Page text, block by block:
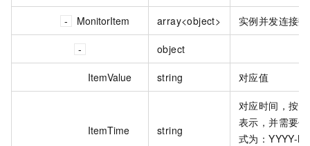
MonitorItem array<object> 实例并发连接数
object
ItemValue string 对应值
ItemTime string
对应时间，按
表示，并需要
式为：YYYY-